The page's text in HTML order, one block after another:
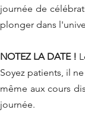
journée de
plonger dans
NOTEZ LA DATE !
Soyez patients, il
même aux cours
journée.